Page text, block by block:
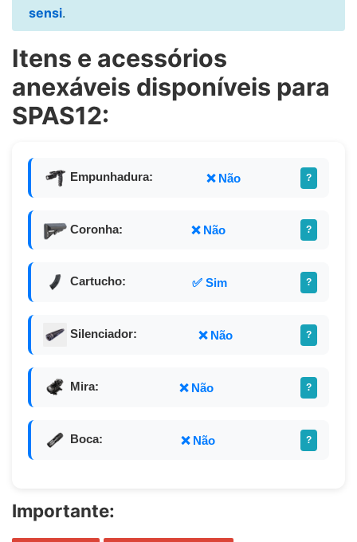
sensi.
Itens e acessórios
anexáveis disponíveis para
SPAS12:
Empunhadura: ❌ Não ?
Coronha: ❌ Não ?
Cartucho: ✅ Sim ?
Silenciador: ❌ Não ?
Mira: ❌ Não ?
Boca: ❌ Não ?
Importante: